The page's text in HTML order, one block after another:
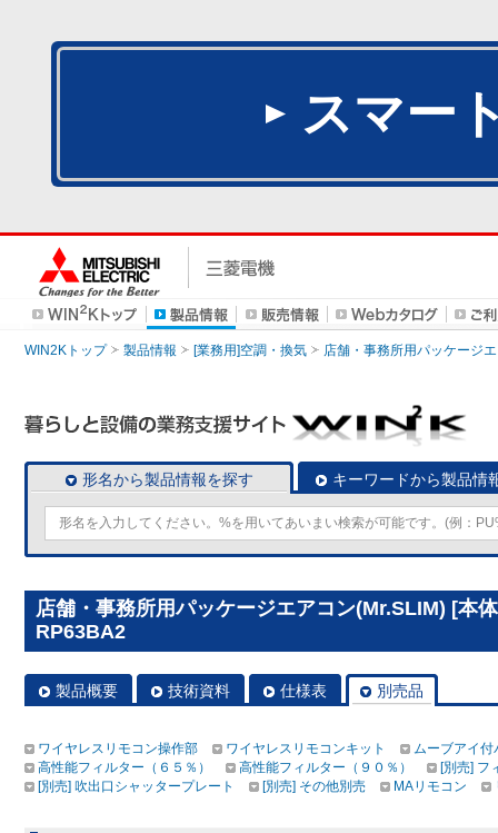
スマー
WIN2Kトップ 製品情報 [業務用]空調・換気 店舗・事務所用パッケージ
形名から製品情報を探す キーワードから製品情
店舗・事務所用パッケージエアコン(Mr.SLIM) [本
RP63BA2
製品概要 技術資料 仕様表 別売品
ワイヤレスリモコン操作部 ワイヤレスリモコンキット
ムーブアイ付
高性能フィルター（６５％）
高性能フィルター（９０％）
[別売] フ
[別売] 吹出口シャッタープレート
[別売] その他別売 MAリモコン